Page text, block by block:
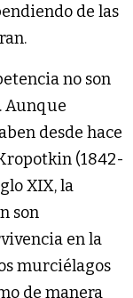
de las
no son
Aunque
desde hace
(1842-
XIX, la
son
en la
murciélagos
de manera